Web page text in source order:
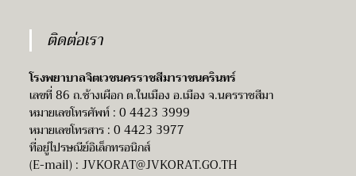
ติดต่อเรา
โรงพยาบาลจิตเวชนครราชสีมาราชนครินทร์
เลขที่ 86 ถ.ช้างเผือก ต.ในเมือง อ.เมือง จ.นครราชสีมา
หมายเลขโทรศัพท์ : 0 4423 3999
หมายเลขโทรสาร : 0 4423 3977
ที่อยู่ไปรษณีย์อิเล็กทรอนิกส์
(E-mail) : JVKORAT@JVKORAT.GO.TH